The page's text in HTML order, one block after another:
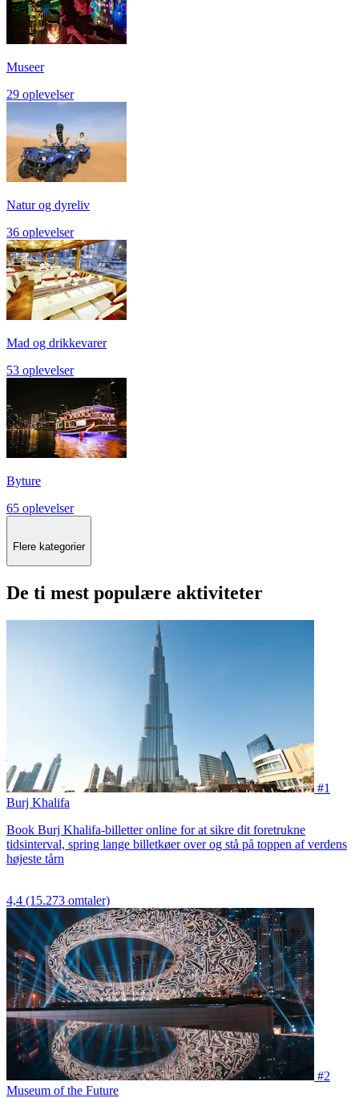
Museer
29 oplevelser
Natur og dyreliv
36 oplevelser
Mad og drikkevarer
53 oplevelser
Byture
65 oplevelser
Flere kategorier
De ti mest populære aktiviteter
#1
Burj Khalifa
Book Burj Khalifa-billetter online for at sikre dit foretrukne
tidsinterval, spring lange billetkøer over og stå på toppen af verdens
højeste tårn
4,4 (15.273 omtaler)
#2
Museum of the Future